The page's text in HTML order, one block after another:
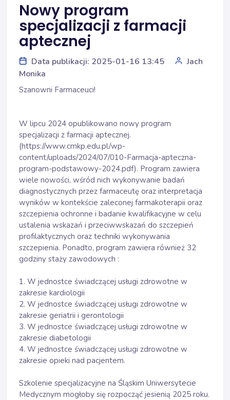
Nowy program
specjalizacji z farmacji
aptecznej
Data publikacji: 2025-01-16 13:45
Jach
Monika
Szanowni Farmaceuci!
W lipcu 2024 opublikowano nowy program
specjalizacji z farmacji aptecznej.
(https://www.cmkp.edu.pl/wp-
content/uploads/2024/07/010-Farmacja-apteczna-
program-podstawowy-2024.pdf). Program zawiera
wiele nowości, wśród nich wykonywanie badań
diagnostycznych przez farmaceutę oraz interpretacja
wyników w kontekście zaleconej farmakoterapii oraz
szczepienia ochronne i badanie kwalifikacyjne w celu
ustalenia wskazań i przeciwwskazań do szczepień
profilaktycznych oraz techniki wykonywania
szczepienia. Ponadto, program zawiera również 32
godziny staży zawodowych :
1. W jednostce świadczącej usługi zdrowotne w
zakresie kardiologii
2. W jednostce świadczącej usługi zdrowotne w
zakresie geriatrii i gerontologii
3. W jednostce świadczącej usługi zdrowotne w
zakresie diabetologii
4. W jednostce świadczącej usługi zdrowotne w
zakresie opieki nad pacjentem.
Szkolenie specjalizacyjne na Śląskim Uniwersytecie
Medycznym mogłoby się rozpocząć jesienią 2025 roku.